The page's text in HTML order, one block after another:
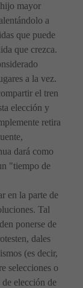
mayor
a
que puede
que crezca.
a la vez.
el tren
elección y
retira
dará como
"tiempo de
en la parte de
Tal
ponerse de
dales
(es decir,
selecciones o
elección de